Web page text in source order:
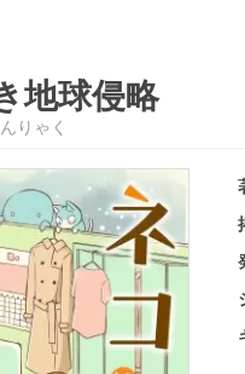
地球侵略
りゃく